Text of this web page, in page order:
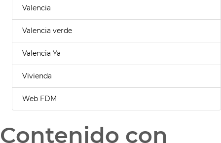
Valencia
Valencia verde
Valencia Ya
Vivienda
Web FDM
Contenido con